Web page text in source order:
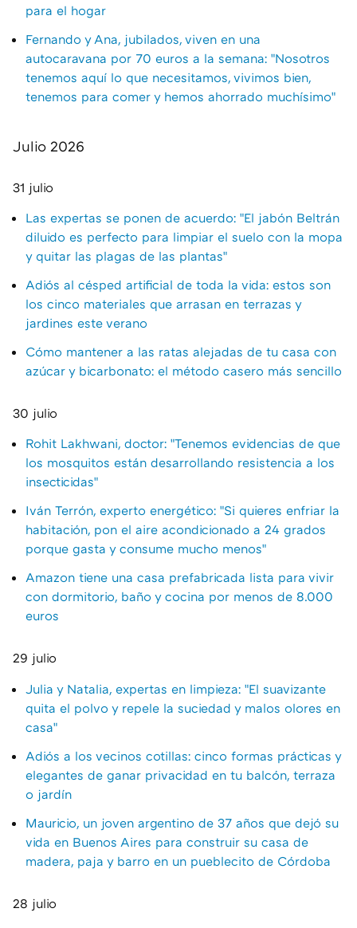
para el hogar
Fernando y Ana, jubilados, viven en una
autocaravana por 70 euros a la semana: "Nosotros
tenemos aquí lo que necesitamos, vivimos bien,
tenemos para comer y hemos ahorrado muchísimo"
Julio 2026
31 julio
Las expertas se ponen de acuerdo: "El jabón Beltrán
diluido es perfecto para limpiar el suelo con la mopa
y quitar las plagas de las plantas"
Adiós al césped artificial de toda la vida: estos son
los cinco materiales que arrasan en terrazas y
jardines este verano
Cómo mantener a las ratas alejadas de tu casa con
azúcar y bicarbonato: el método casero más sencillo
30 julio
Rohit Lakhwani, doctor: "Tenemos evidencias de que
los mosquitos están desarrollando resistencia a los
insecticidas"
Iván Terrón, experto energético: "Si quieres enfriar la
habitación, pon el aire acondicionado a 24 grados
porque gasta y consume mucho menos"
Amazon tiene una casa prefabricada lista para vivir
con dormitorio, baño y cocina por menos de 8.000
euros
29 julio
Julia y Natalia, expertas en limpieza: "El suavizante
quita el polvo y repele la suciedad y malos olores en
casa"
Adiós a los vecinos cotillas: cinco formas prácticas y
elegantes de ganar privacidad en tu balcón, terraza
o jardín
Mauricio, un joven argentino de 37 años que dejó su
vida en Buenos Aires para construir su casa de
madera, paja y barro en un pueblecito de Córdoba
28 julio